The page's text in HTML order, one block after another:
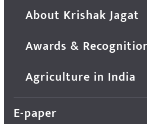
About Krishak Jagat
Awards &
Agriculture in India
E-paper